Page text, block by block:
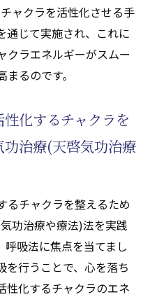
ャクラを活性化させる手
通じて実施され、これに
クラエネルギーがスムー
るのです。
化するチャクラを
治療(天啓気功治療
るチャクラを整えるため
功治療や療法)法を実践
吸法に焦点を当てまし
を行うことで、心を落ち
性化するチャクラのエネ